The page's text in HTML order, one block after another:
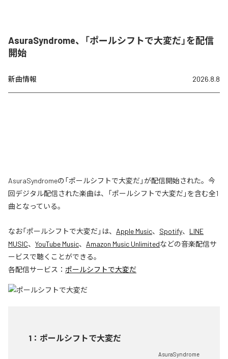
AsuraSyndrome、「ポールシフトで大変だ」を配信
開始
新曲情報 2026.8.8
AsuraSyndromeの「ポールシフトで大変だ」が配信開始された。今
回デジタル配信された楽曲は、「ポールシフトで大変だ」を含む全1
曲となっている。
なお「ポールシフトで大変だ 」は、 Apple Music、 Spotify、 LINE
MUSIC、 YouTube Music、 Amazon Music Unlimitedなどの音楽配信サ
ービスで聴くことができる。
各配信サービス： ポールシフトで大変だ
1 ： ポールシフトで大変だ
AsuraSyndrome